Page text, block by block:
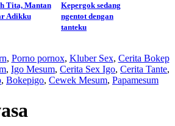
Tita, Mantan
Adikku
Kepergok sedang
ngentot dengan
tanteku
, Porno pornox, Kluber Sex, Cerita Bokep
, Igo Mesum, Cerita Sex Igo, Cerita Tante,
, Bokepigo, Cewek Mesum, Papamesum